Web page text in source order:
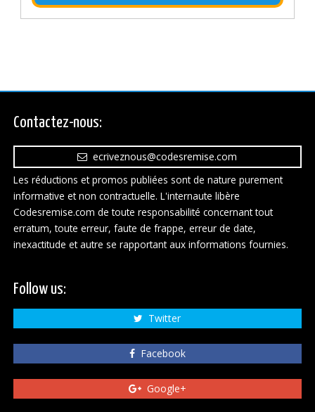
Contactez-nous:
ecriveznous@codesremise.com
Les réductions et promos publiées sont de nature purement
informative et non contractuelle. L'internaute libère
Codesremise.com de toute responsabilité concernant tout
erratum, toute erreur, faute de frappe, erreur de date,
inexactitude et autre se rapportant aux informations fournies.
Follow us:
Twitter
Facebook
Google+